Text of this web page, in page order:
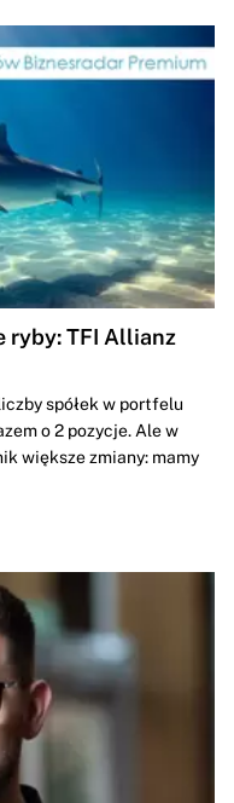
ryby: TFI Allianz
spółek w portfelu
o 2 pozycje. Ale w
większe zmiany: mamy